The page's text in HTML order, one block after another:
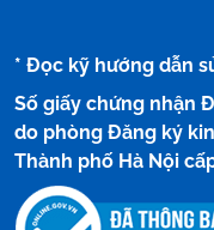
* Đọc kỹ hướng dẫn
Số giấy chứng nhận
do phòng Đăng ký
Thành phố Hà Nội